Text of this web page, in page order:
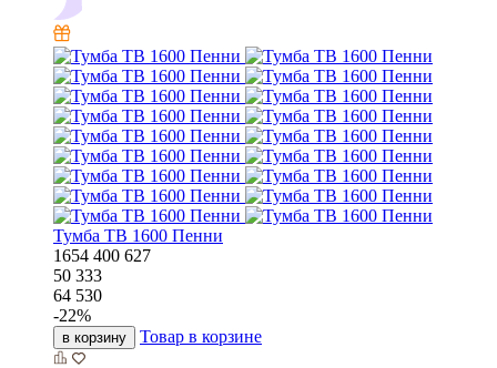
Тумба ТВ 1600 Пенни
1654 400 627
50 333
64 530
-22%
в корзину Товар в корзине